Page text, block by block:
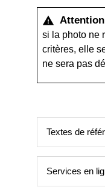
warning
si la photo ne
critères, elle
ne sera pas
Textes de
Services en